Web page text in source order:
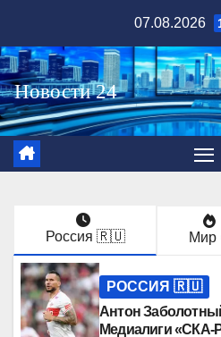
содержимому
07.08.2026
Россия 🇷🇺 Мир
РОССИЯ 🇷🇺
Антон
Медиалиги «СКА-